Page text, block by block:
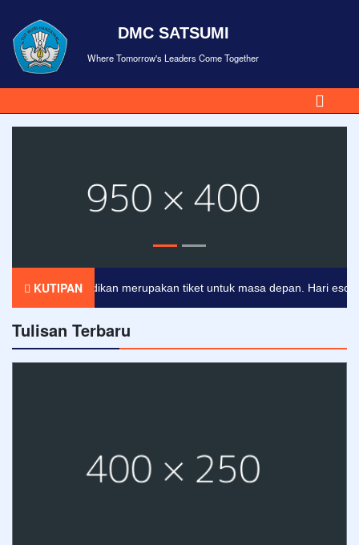
DMC SATSUMI
Where Tomorrow's Leaders Come Together
KUTIPAN
Pendidikan merupakan tiket untuk masa depan. Hari esok
Tulisan Terbaru